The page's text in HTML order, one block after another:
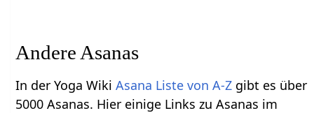
Andere Asanas
In der Yoga WikiAsana Liste von A-Z gibt es über
5000 Asanas. Hier einige Links zu Asanas im